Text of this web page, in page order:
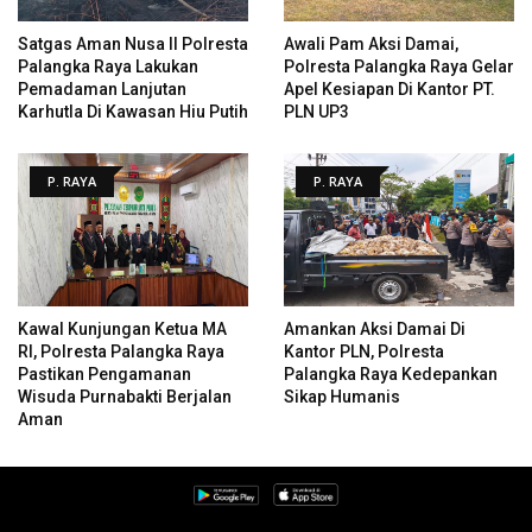
Satgas Aman Nusa II Polresta
Palangka Raya Lakukan
Pemadaman Lanjutan
Karhutla Di Kawasan Hiu Putih
Awali Pam Aksi Damai,
Polresta Palangka Raya Gelar
Apel Kesiapan Di Kantor PT.
PLN UP3
P. RAYA
Kawal Kunjungan Ketua MA
RI, Polresta Palangka Raya
Pastikan Pengamanan
Wisuda Purnabakti Berjalan
Aman
P. RAYA
Amankan Aksi Damai Di
Kantor PLN, Polresta
Palangka Raya Kedepankan
Sikap Humanis